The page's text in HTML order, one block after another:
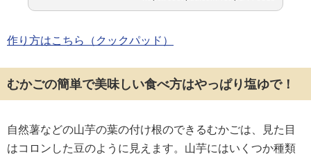
作り方はこちら（クックパッド）
むかごの簡単で美味しい食べ方はやっぱり塩ゆで！
自然薯などの山芋の葉の付け根のできるむかごは、見た目
はコロンした豆のように見えます。山芋にはいくつか種類